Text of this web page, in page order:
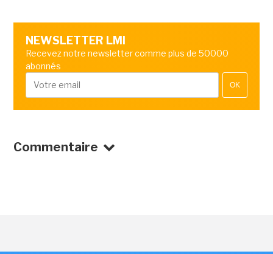
NEWSLETTER LMI
Recevez notre newsletter comme plus de 50000
abonnés
OK
Commentaire